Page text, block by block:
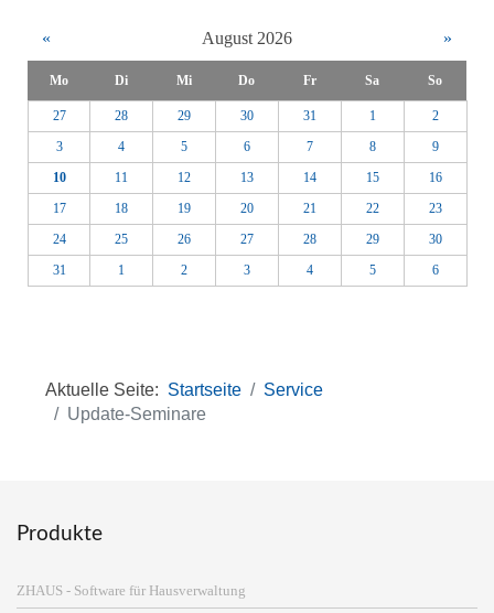
« August 2026 »
Mo Di Mi Do Fr Sa So
27 28 29 30 31 1
2
3
4 5 6 7 8
9
10
11 12 13 14 15
16
17
18 19 20 21 22
23
24
25 26 27 28 29
30
31
1 2 3 4 5 6
Aktuelle Seite: Startseite
Service
Update-Seminare
Produkte
ZHAUS - Software für Hausverwaltung